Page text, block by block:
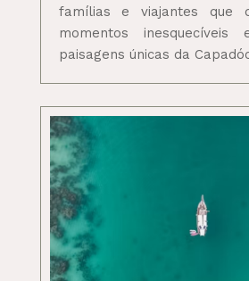
famílias e viajantes que
momentos
paisagens únicas da